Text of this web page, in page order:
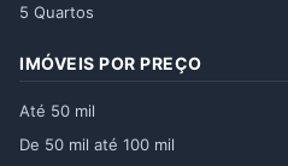
5 Quartos
IMÓVEIS POR PREÇO
Até 50 mil
De 50 mil até 100 mil